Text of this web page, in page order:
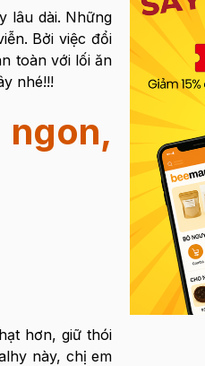
lâu dài. Những
Bởi việc đổi
toàn với lối ăn
nhé!!!
hơn, giữ thói
này, chị em